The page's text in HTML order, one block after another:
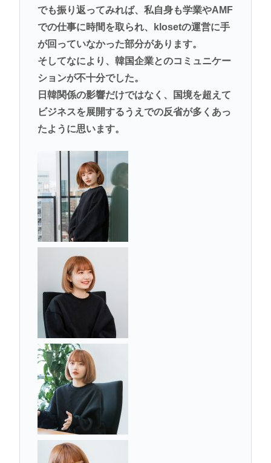
でも振り返ってみれば、私自身も学業やAMF
での仕事に時間を取られ、klosetの運営に手
が回っていなかった部分があります。
そしてなにより、韓国企業とのコミュニケー
ションが不十分でした。
日韓関係の影響だけではなく、国境を超えて
ビジネスを展開するうえでの反省が多くあっ
たように思います。